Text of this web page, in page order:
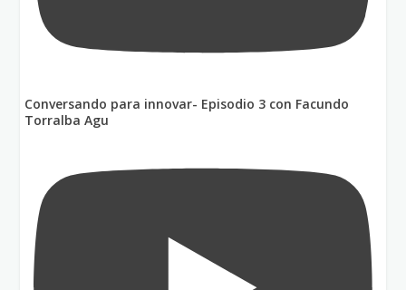
Conversando para innovar- Episodio 3 con Facundo
Torralba Agu